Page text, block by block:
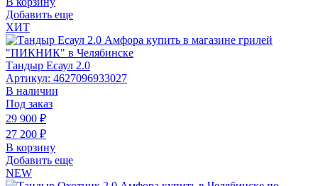
Добавить еще
ХИТ
Тандыр Есаул 2.0
Артикул: 4627096933027
В наличии
Под заказ
29 900 ₽
27 200 ₽
В корзину
Добавить еще
NEW